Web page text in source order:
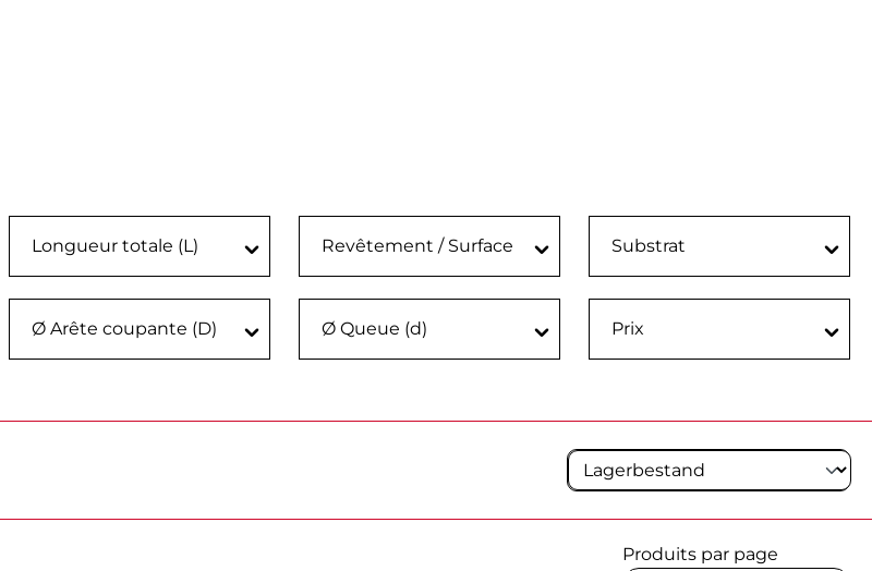
Longueur totale (L) Revêtement / Surface Substrat
Ø Arête coupante (D) Ø Queue (d) Prix
Produits par page